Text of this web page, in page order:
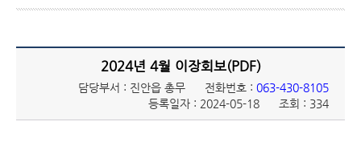
2024년 4월 이장회보(PDF)
담당부서 : 진안읍 총무 전화번호 : 063-430-8105
등록일자 : 2024-05-18
조회 : 334